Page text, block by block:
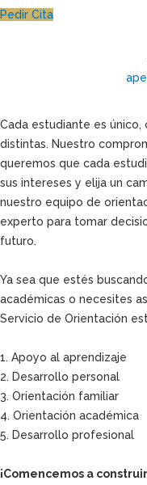
Pedir Cita
Cada estudiante es único,
distintas. Nuestro
queremos que cada
sus intereses y elija un
nuestro equipo de
experto para tomar
futuro.
Ya sea que estés
académicas o necesites
Servicio de Orientación
1. Apoyo al aprendizaje
2. Desarrollo personal
3. Orientación familiar
4. Orientación académica
5. Desarrollo profesional
¡Comencemos a